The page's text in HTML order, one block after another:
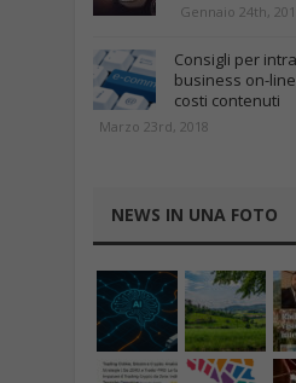
Gennaio 24th,
Consigli per
business on-
costi contenuti
Marzo 23rd, 2018
NEWS IN UNA FOTO